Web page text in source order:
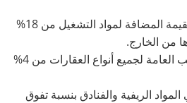
الإعفاء من ضريبة القيمة المضافة لمواد التشغيل من 18%
تخفيض قيمة الضرائب العامة لجميع أنواع العقارات من 4%
الريفية والفنادق بنسبة تفوق